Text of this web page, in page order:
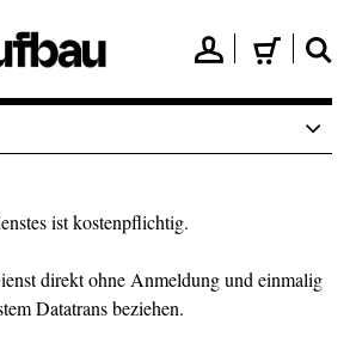
👤 🛒 🔍
ist kostenpflichtig.
direkt ohne Anmeldung und einmalig
Datatrans beziehen.